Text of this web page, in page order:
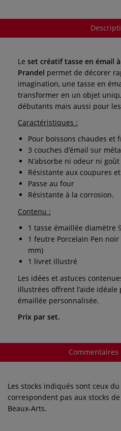
Le set créatif tasse en émail
Prandel permet de décorer
imagination, une tasse en
transformer en un objet
débutants mais aussi pour
Caractéristiques :
Pour boissons chaudes et
3 couches d’émail sur
N’absorbe ni odeur ni goût
Résistante aux coupures
Passe au four
Résistante à la corrosion.
Contenu :
1 tasse émaillée diamètre
1 feutre Porcelain Pen
mm)
1 livret illustré
Les idées et astuces
illustrées offrent l’aide idéale
émaillée personnalisée.
Prix par set.
Les stocks indiqués sont ceux
correspondent pas aux stocks
Beaux-Arts.